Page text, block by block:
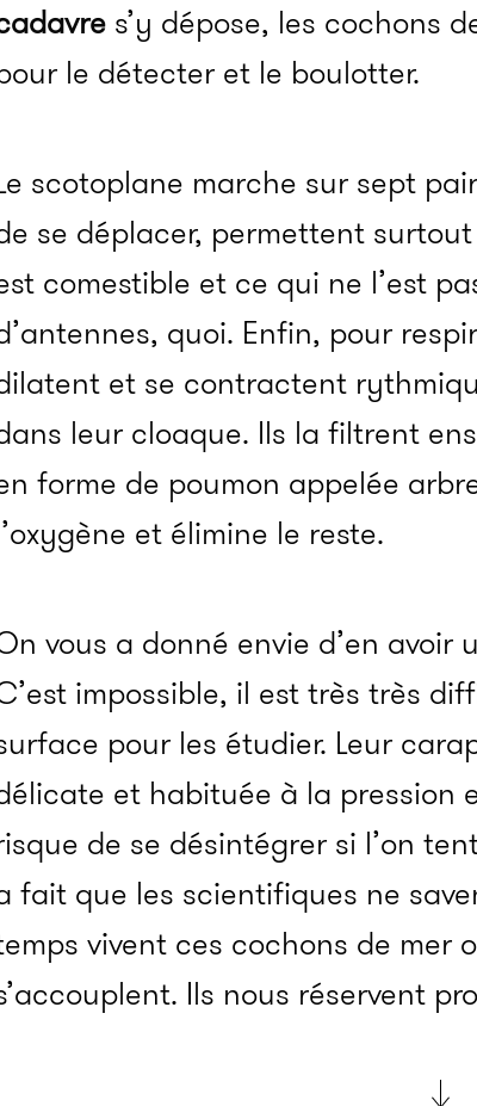
s’y dépose, les cochons
le détecter et le boulotter.
scotoplane marche sur sept
se déplacer, permettent
comestible et ce qui ne l’est
quoi. Enfin, pour
et se contractent
leur cloaque. Ils la filtrent
forme de poumon appelée
et élimine le reste.
vous a donné envie d’en avoir
impossible, il est très très
pour les étudier. Leur
et habituée à la pression
de se désintégrer si l’on
fait que les scientifiques ne
vivent ces cochons de mer
Ils nous réservent